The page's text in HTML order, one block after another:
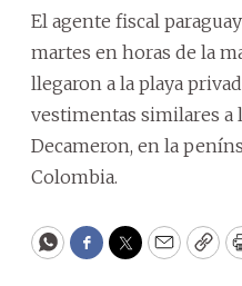
El agente fiscal
martes en horas de la
llegaron a la playa
vestimentas similares a
Decameron, en la
Colombia.
WhatsApp
Facebook
Twitter
Email